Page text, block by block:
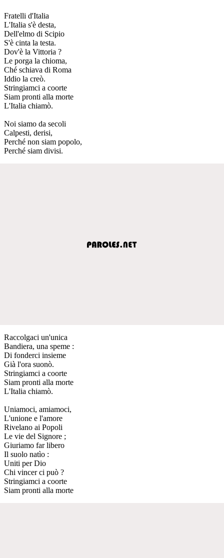
Fratelli d'Italia
L'Italia s'è desta,
Dell'elmo di Scipio
S'è cinta la testa.
Dov'è la Vittoria ?
Le porga la chioma,
Ché schiava di Roma
Iddio la creò.
Stringiamci a coorte
Siam pronti alla morte
L'Italia chiamò.
Noi siamo da secoli
Calpesti, derisi,
Perché non siam popolo,
Perché siam divisi.
Raccolgaci un'unica
Bandiera, una speme :
Di fonderci insieme
Già l'ora suonò.
Stringiamci a coorte
Siam pronti alla morte
L'Italia chiamò.
Uniamoci, amiamoci,
L'unione e l'amore
Rivelano ai Popoli
Le vie del Signore ;
Giuriamo far libero
Il suolo natìo :
Uniti per Dio
Chi vincer ci può ?
Stringiamci a coorte
Siam pronti alla morte